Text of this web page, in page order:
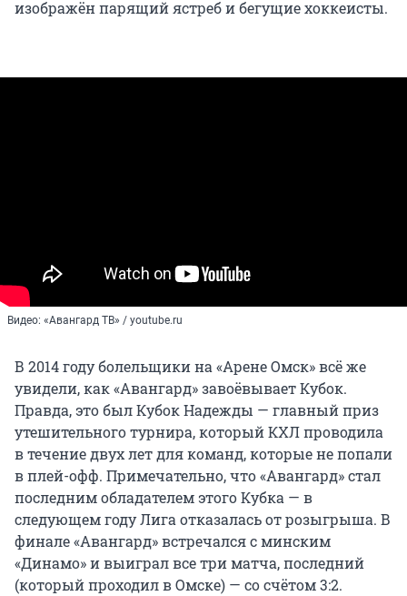
изображён парящий ястреб и бегущие хоккеисты.
Видео: «Авангард ТВ» / youtube.ru
В 2014 году болельщики на «Арене Омск» всё же
увидели, как «Авангард» завоёвывает Кубок.
Правда, это был Кубок Надежды — главный приз
утешительного турнира, который КХЛ проводила
в течение двух лет для команд, которые не попали
в плей-офф. Примечательно, что «Авангард» стал
последним обладателем этого Кубка — в
следующем году Лига отказалась от розыгрыша. В
финале «Авангард» встречался с минским
«Динамо» и выиграл все три матча, последний
(который проходил в Омске) — со счётом 3:2.